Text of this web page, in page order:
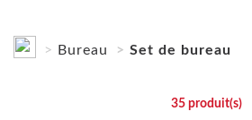
Bureau Set de bureau
35produit(s)